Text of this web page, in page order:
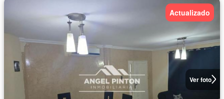
Ver foto
Actualizado